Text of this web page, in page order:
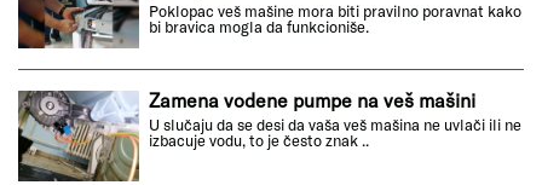
Poklopac veš mašine mora biti pravilno poravnat kako
bi bravica mogla da funkcioniše.
Zamena vodene pumpe na veš mašini
U slučaju da se desi da vaša veš mašina ne uvlači ili ne
izbacuje vodu, to je često znak ..